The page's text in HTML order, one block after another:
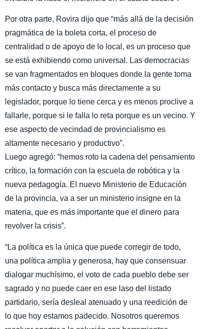
Por otra parte, Rovira dijo que “más allá de la decisión
pragmática de la boleta corta, el proceso de
centralidad o de apoyo de lo local, es un proceso que
se está exhibiendo como universal. Las democracias
se van fragmentados en bloques donde la gente toma
más contacto y busca más directamente a su
legislador, porque lo tiene cerca y es menos proclive a
fallarle, porque si le falla lo reta porque es un vecino. Y
ese aspecto de vecindad de provincialismo es
altamente necesario y productivo”.
Luego agregó: “hemos roto la cadena del pensamiento
crítico, la formación con la escuela de robótica y la
nueva pedagogía. El nuevo Ministerio de Educación
de la provincia, va a ser un ministerio insigne en la
materia, que es más importante que el dinero para
revolver la crisis”.
“La política es la única que puede corregir de todo,
una política amplia y generosa, hay que consensuar
dialogar muchísimo, el voto de cada pueblo debe ser
sagrado y no puede caer en ese laso del listado
partidario, sería desleal atenuado y una reedición de
lo que hoy estamos padecido. Nosotros queremos